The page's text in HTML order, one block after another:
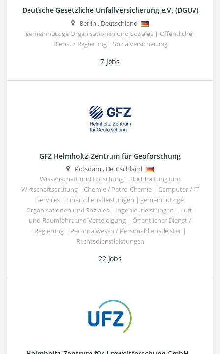
Deutsche Gesetzliche Unfallversicherung e.V. (DGUV)
Berlin , Deutschland
gemeinnützige Organisationen und Soziales | Öffentlicher
Dienst / Regierung | Sozialversicherung
7 Jobs
GFZ Helmholtz-Zentrum für Geoforschung
Potsdam , Deutschland
Wissenschaft und Forschung | Buchhaltung und
Wirtschaftsprüfung | Chemie / Petro-Chemie | Computer / IT
Services | Finanzdienstleistungen | gemeinnützige
Organisationen und Soziales | Ingenieurleistungen | Luft-
und Raumfahrt und Verteidigung | Öffentlicher Dienst /
Regierung | Personalwesen / Personaldienstleister |
Rechtsdienstleistungen
22 Jobs